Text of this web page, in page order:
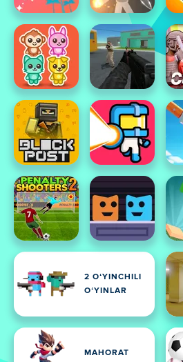
2 OʻYINCHILI
OʻYINLAR
MAHORAT